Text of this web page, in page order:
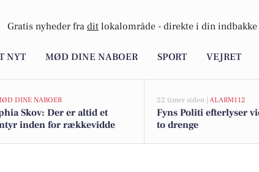
Gratis nyheder fra dit lokalområde - direkte i din indbakke
NYT MØD DINE NABOER SPORT VEJRET
DINE NABOER
Skov: Der er altid et
inden for rækkevidde
22 timer siden | ALARM112
Fyns Politi efterlyser
to drenge